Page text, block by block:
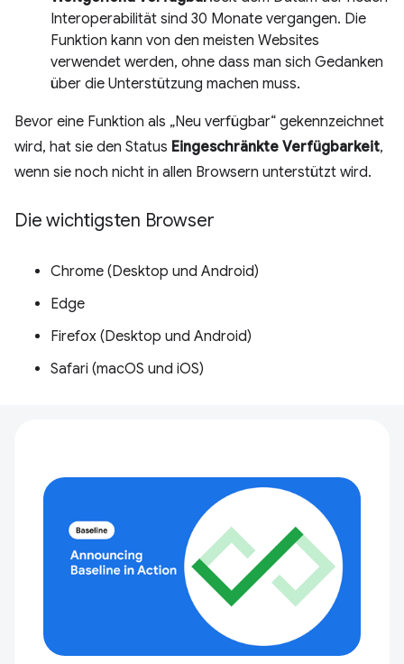
Interoperabilität sind 30 Monate vergangen. Die
Funktion kann von den meisten Websites
verwendet werden, ohne dass man sich Gedanken
über die Unterstützung machen muss.
Bevor eine Funktion als „Neu verfügbar“ gekennzeichnet
wird, hat sie den Status Eingeschränkte Verfügbarkeit,
wenn sie noch nicht in allen Browsern unterstützt wird.
Die wichtigsten Browser
Chrome (Desktop und Android)
Edge
Firefox (Desktop und Android)
Safari (macOS und iOS)